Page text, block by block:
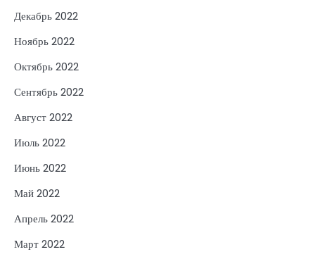
Декабрь 2022
Ноябрь 2022
Октябрь 2022
Сентябрь 2022
Август 2022
Июль 2022
Июнь 2022
Май 2022
Апрель 2022
Март 2022